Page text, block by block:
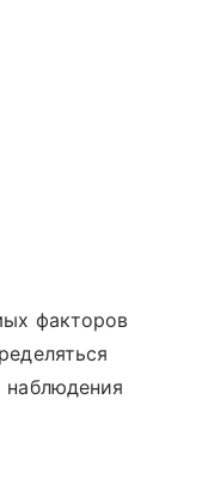
факторов
наблюдения